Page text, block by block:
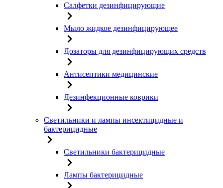
Салфетки дезинфицирующие
Мыло жидкое дезинфицирующее
Дозаторы для дезинфицирующих средств
Антисептики медицинские
Дезинфекционные коврики
Светильники и лампы инсектицидные и
бактерицидные
Светильники бактерицидные
Лампы бактерицидные